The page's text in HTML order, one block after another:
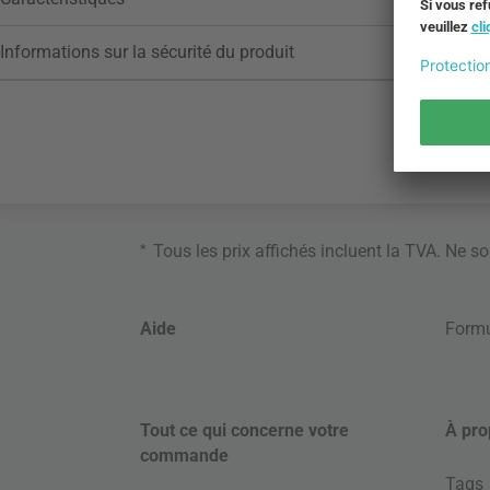
Informations sur la sécurité du produit
* Tous les prix affichés incluent la TVA. Ne
Aide
Tout ce qui concerne votre
commande
À
Tags